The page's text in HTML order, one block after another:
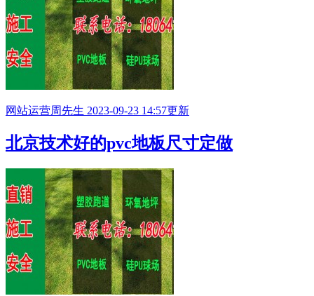
网站运营周先生 2023-09-23 14:57更新
北京技术好的pvc地板尺寸定做